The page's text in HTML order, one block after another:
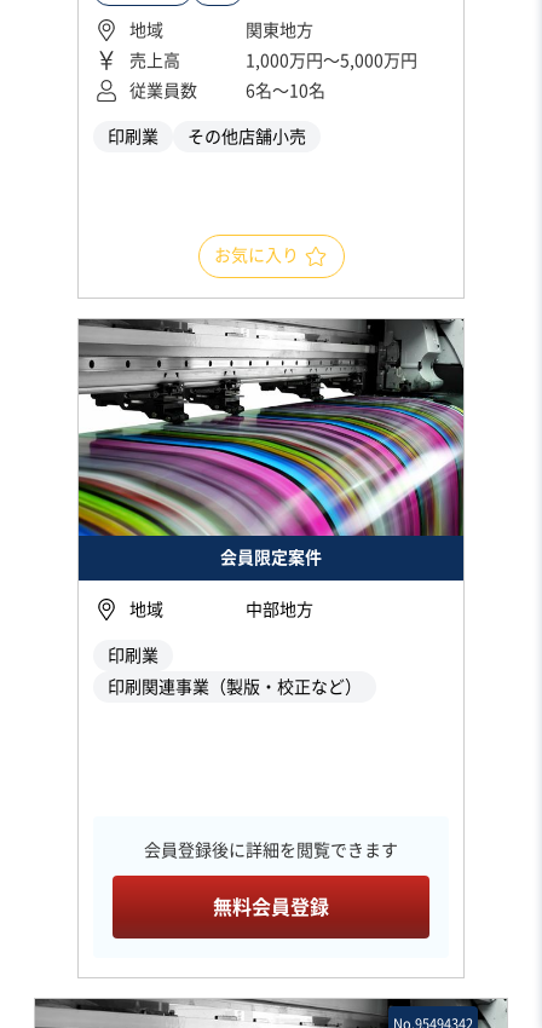
地域
関東地方
売上高
1,000万円〜5,000万円
従業員数
6名〜10名
印刷業 その他店舗小売
お気に入り
会員限定案件
地域 中部地方
印刷業
印刷関連事業（製版・校正など）
会員登録後に詳細を閲覧できます
無料会員登録
No.95494342